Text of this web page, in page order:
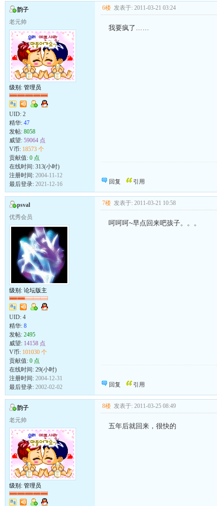
韵子
老元帅
级别: 管理员
UID: 2
精华: 47
发帖: 8058
威望: 59064 点
V币: 18573 个
贡献值: 0 点
在线时间: 313(小时)
注册时间: 2004-11-12
最后登录: 2021-12-16
6楼 发表于: 2011-03-21 03:24
我要疯了……
回复
引用
psval
优秀会员
级别: 论坛版主
UID: 4
精华: 8
发帖: 2495
威望: 14158 点
V币: 101030 个
贡献值: 0 点
在线时间: 29(小时)
注册时间: 2004-12-31
最后登录: 2002-02-02
7楼 发表于: 2011-03-21 10:58
呵呵呵~早点回来吧孩子。。。
叫你咯咯咯,你偏叽叽叽.
回复 引用
韵子
老元帅
级别: 管理员
8楼 发表于: 2011-03-25 08:49
五年后就回来，很快的